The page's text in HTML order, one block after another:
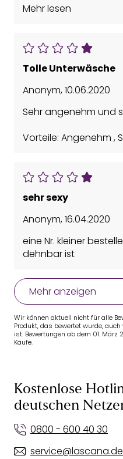
Mehr lesen
Tolle Unterwäsche
Anonym,10.06.2020
Sehr angenehm und
Vorteile: Angenehm ,
sehr sexy
Anonym,16.04.2020
eine Nr. kleiner
dehnbar ist
Mehr anzeigen
Wir können aktuell nicht für alle
Produkt, das bewertet wurde,
ist. Bewertungen ab dem 01.
Käufe.
Kostenlose
deutschen
0800 - 600 40 30
service@lascana.de